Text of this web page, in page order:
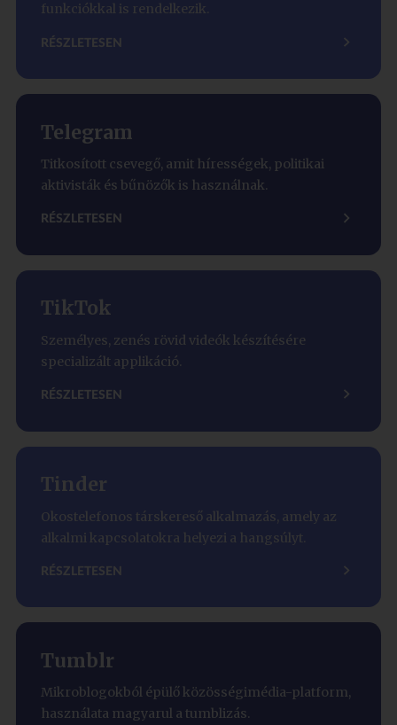
funkciókkal is rendelkezik.
RÉSZLETESEN
Telegram
Titkosított csevegő, amit hírességek, politikai
aktivisták és bűnözők is használnak.
RÉSZLETESEN
TikTok
Személyes, zenés rövid videók készítésére
specializált applikáció.
RÉSZLETESEN
Tinder
Okostelefonos társkereső alkalmazás, amely az
alkalmi kapcsolatokra helyezi a hangsúlyt.
RÉSZLETESEN
Tumblr
Mikroblogokból épülő közösségimédia-platform,
használata magyarul a tumblizás.